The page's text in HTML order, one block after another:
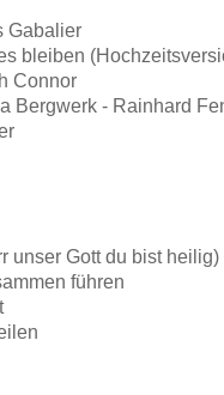
Gabalier
bleiben
Connor
Bergwerk - Rainhard
unser Gott du bist heilig)
führen